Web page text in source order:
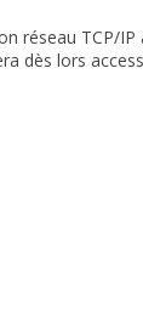
réseau TCP/
dès lors